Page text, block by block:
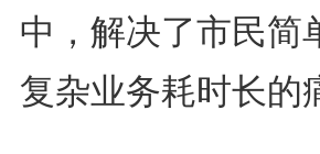
中，解决了市民简
复杂业务耗时长的